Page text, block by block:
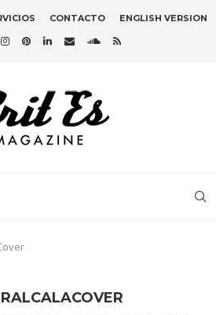
CONTACTO ENGLISH VERSION